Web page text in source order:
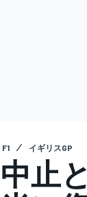
F1 イギリスGP
中止